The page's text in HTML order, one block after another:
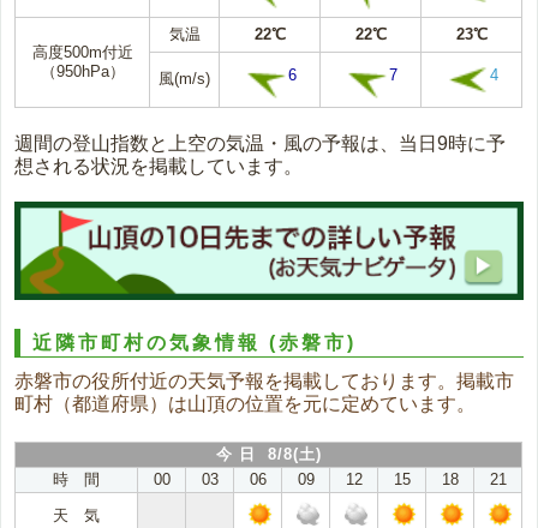
高度500m付近
（950hPa）
気温 22℃ 22℃ 23℃
風(m/s) 6 7 4
週間の登山指数と上空の気温・風の予報は、当日9時に予
想される状況を掲載しています。
近隣市町村の気象情報(赤磐市)
赤磐市の役所付近の天気予報を掲載しております。掲載市
町村（都道府県）は山頂の位置を元に定めています。
今 日 8/8(土)
時 間
00 03 06 09 12 15 18
21
天 気